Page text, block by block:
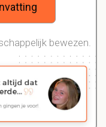
bewezen.